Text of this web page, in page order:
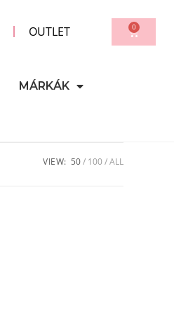
OUTLET 0
MÁRKÁK
VIEW: 50 100 ALL